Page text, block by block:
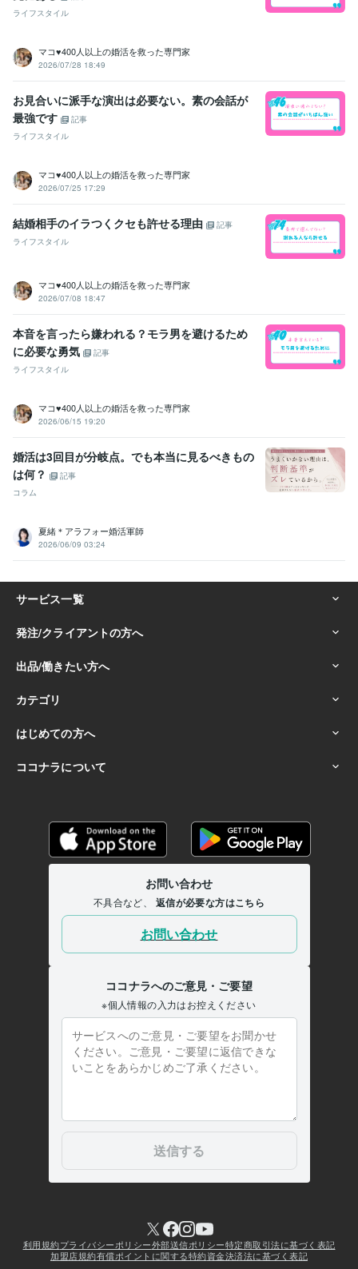
iMovie:0年
オンラインレッスン・習い事 ◆悩んでいる人の癒しになる
談、健康相談、検診について
談 ◆婚活相談、マッチングアプリ、結婚相談所 迷っている転職相談
に乗ります。
転職
コンサルティング・士業
◆独り旅行を楽しむ方
語学力
英語 日常会話レベル
ライフスタイル
マコ♥️400人以上の婚活を救った専門家
2026/07/28 18:49
お見合いに派手な演出は必要ない。素の会話が
最強です
記事
ライフスタイル
マコ♥️400人以上の婚活を救った専門家
2026/07/25 17:29
結婚相手のイラつくクセも許せる理由
記事
ライフスタイル
マコ♥️400人以上の婚活を救った専門家
2026/07/08 18:47
本音を言ったら嫌われる？モラ男を避けるため
に必要な勇気
記事
ライフスタイル
マコ♥️400人以上の婚活を救った専門家
2026/06/15 19:20
婚活は3回目が分岐点。でも本当に見るべきもの
は何？
記事
コラム
夏緒＊アラフォー婚活軍師
2026/06/09 03:24